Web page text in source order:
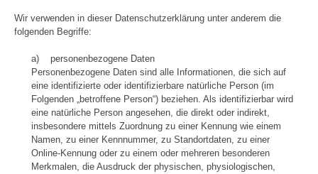
Wir verwenden in dieser Datenschutzerklärung unter anderem die
folgenden Begriffe:
a) personenbezogene Daten
Personenbezogene Daten sind alle Informationen, die sich auf
eine identifizierte oder identifizierbare natürliche Person (im
Folgenden „betroffene Person“) beziehen. Als identifizierbar wird
eine natürliche Person angesehen, die direkt oder indirekt,
insbesondere mittels Zuordnung zu einer Kennung wie einem
Namen, zu einer Kennnummer, zu Standortdaten, zu einer
Online-Kennung oder zu einem oder mehreren besonderen
Merkmalen, die Ausdruck der physischen, physiologischen,